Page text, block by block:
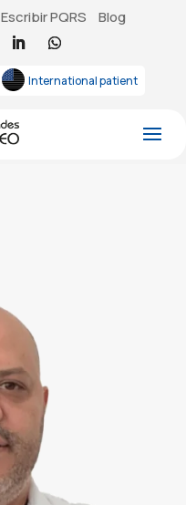
Escribir PQRS Blog
International patient